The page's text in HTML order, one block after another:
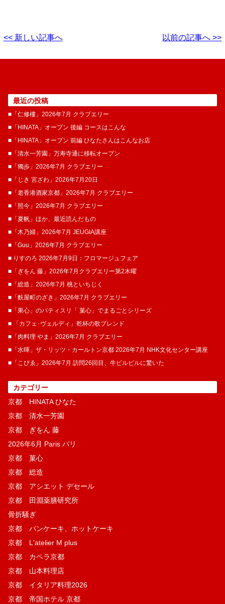
<< 新しい記事へ 以前の記事へ >>
最近の投稿
■「仁修樓」2026年7月 クラブエリー
■「HINATA」オープン 後編 コースはこんな
■「HINATA」オープン 前編 ひなたさんはこんなお店
■「清水一芳園」万寿寺通に移転オープン
■「獨歩」2026年7月 クラブエリー
■「じき 宮ざわ」2026年7月20日
■「老香港酒家京都」2026年7月 クラブエリー
■「照今」2026年7月 クラブエリー
■「夏帆」ほか、最近読んだもの
■「木乃婦」2026年7月 JEUGIA講座
■「Guu」2026年7月 クラブエリー
■ りすのろ 2026年7月9日：フロマージュフェア
■「ぎをん 藤」2026年7月クラブエリー第2木曜
■「総造」2026年7月 桃といちじく
■「麩屋町のざき」2026年7月 クラブエリー
■「果心」のパティスリ「 菓​心」でまるごとシリーズ
■ 「カフェ･ヴェルディ」乾杯の歌ブレンド
■「肉料理 やま」2026年7月 クラブエリー
■「水暉」ザ・リッツ・カールトン京都 2026年7月 NHK文化センター講座
■「こぴゑ」2026年7月 訪問26回目、牛ピルピルに驚いた
カテゴリー
京都 HINATA ひなた
京都 清水一芳園
京都 ぎをん 藤
2026年6月 Paris パリ
京都 菓​心
京都 総造
京都 アシエット デセール
京都 田淵薬膳研究所
骨折騒ぎ
京都 パンケーキ、ホットケーキ
京都 L'atelier M plus
京都 カペラ京都
京都 山本料理店
京都 イタリア料理2026
京都 帝国ホテル 京都